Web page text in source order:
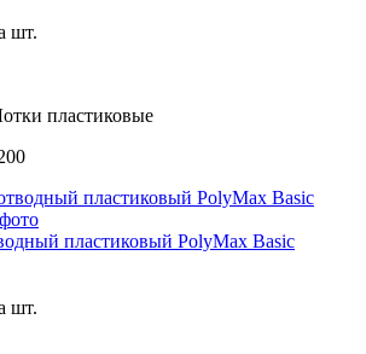
шт.
пластиковые
пластиковый PolyMax Basic
шт.